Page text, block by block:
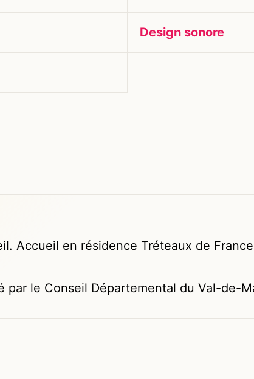
Design sonore
Accueil en résidence Tréteaux de
le Conseil Départemental du Val-de-